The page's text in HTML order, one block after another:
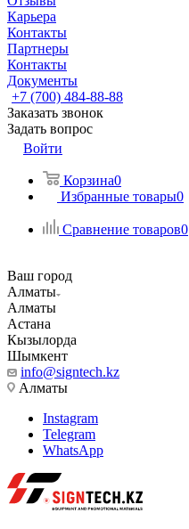
Карьера
Контакты
Партнеры
Контакты
Документы
+7 (700) 484-88-88
Заказать звонок
Задать вопрос
Войти
Корзина0
Избранные товары0
Сравнение товаров0
Ваш город
Алматы
Алматы
Астана
Кызылорда
Шымкент
info@signtech.kz
Алматы
Instagram
Telegram
WhatsApp